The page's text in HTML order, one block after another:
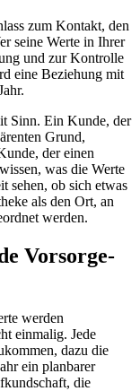
zum Kontakt, den
seine Werte in Ihrer
und zur Kontrolle
eine Beziehung mit
Sinn. Ein Kunde, der
Grund,
der einen
was die Werte
sehen, ob sich etwas
als den Ort, an
werden.
Vorsorge-
werden
einmalig. Jede
dazu die
ein planbarer
die